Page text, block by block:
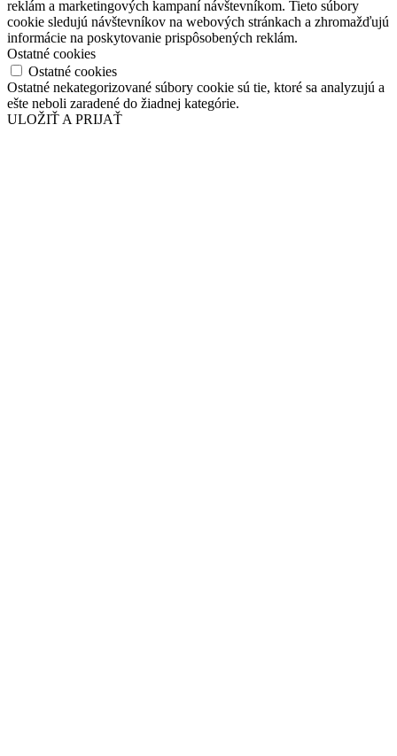
reklám a marketingových kampaní návštevníkom. Tieto súbory
cookie sledujú návštevníkov na webových stránkach a zhromažďujú
informácie na poskytovanie prispôsobených reklám.
Ostatné cookies
Ostatné cookies
Ostatné nekategorizované súbory cookie sú tie, ktoré sa analyzujú a
ešte neboli zaradené do žiadnej kategórie.
ULOŽIŤ A PRIJAŤ